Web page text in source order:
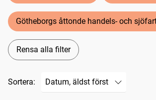
Rensa alla filter
Sortera: